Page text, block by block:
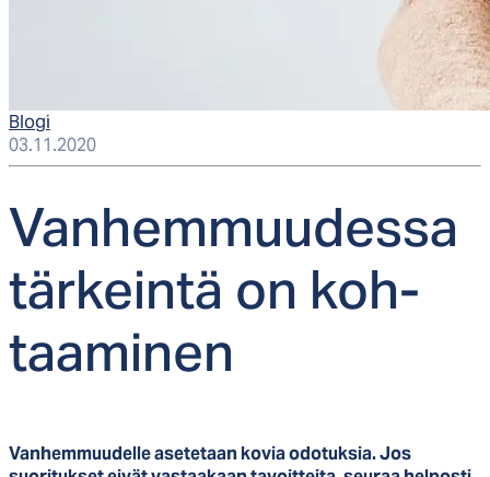
Blogi
03.11.2020
Van­hem­muu­des­sa
tär­kein­tä on koh­
taa­mi­nen
Vanhemmuudelle asetetaan kovia odotuksia. Jos